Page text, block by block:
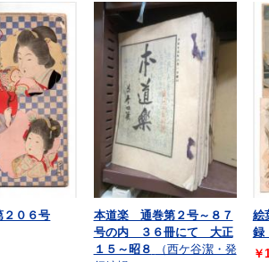
０６号
本道楽 通巻第２号～８７
号の内 ３６冊にて 大正
１５～昭８
（西ケ谷潔・発
絵
録
￥